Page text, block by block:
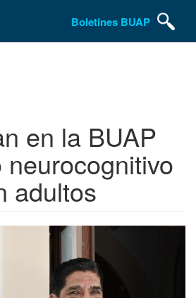
Boletines BUAP
en la BUAP
neurocognitivo
adultos